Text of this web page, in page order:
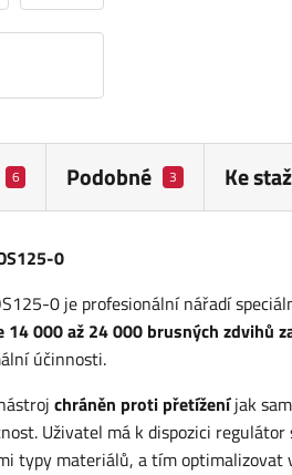
6 Podobné 3 Ke
0
0 je profesionální nářadí
14 000 až 24 000 brusných zdvihů
účinnosti.
chráněn proti přetíženíjak
Uživatel má k dispozici
typy materiálů, a tím optimalizovat